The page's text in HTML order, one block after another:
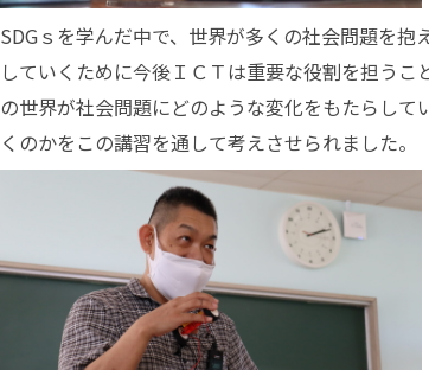
SDGｓを学んだ中で、世界が多くの社会問題を
していくために今後ＩＣＴは重要な役割を担う
の世界が社会問題にどのような変化をもたらし
くのかをこの講習を通して考えさせられました。